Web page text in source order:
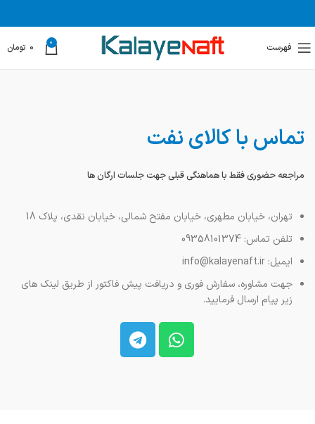
فهرست 0
0 تومان
تماس با کالای نفت
مراجعه حضوری فقط با هماهنگی قبلی جهت جلسات ارگان ها
تهران، خیابان مطهری، خیابان مفتح شمالی، خیابان نقدی، پلاک 18
تلفن تماس: 09358101374
ایمیل: info@kalayenaft.ir
جهت مشاوره، سفارش فوری و دریافت پیش فاکتور از طریق لینک های
زیر پیام ارسال فرمایید.